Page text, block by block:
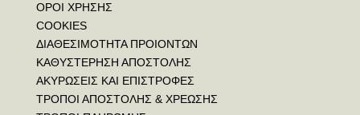
ΟΡΟΙ ΧΡΗΣΗΣ
COOKIES
ΔΙΑΘΕΣΙΜΟΤΗΤΑ ΠΡΟΙΟΝΤΩΝ
ΚΑΘΥΣΤΕΡΗΣΗ ΑΠΟΣΤΟΛΗΣ
ΑΚΥΡΩΣΕΙΣ ΚΑΙ ΕΠΙΣΤΡΟΦΕΣ
ΤΡΟΠΟΙ ΑΠΟΣΤΟΛΗΣ & ΧΡΕΩΣΗΣ